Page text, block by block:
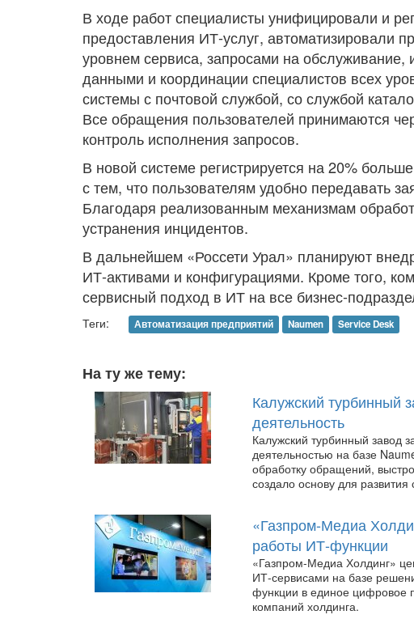
В ходе работ специалисты унифицировали и
предоставления ИТ-услуг, автоматизировали
уровнем сервиса, запросами на
данными и координации специалистов всех
системы с почтовой службой, со службой
Все обращения пользователей принимаются
контроль исполнения запросов.
В новой системе регистрируется на 20%
с тем, что пользователям удобно передавать
Благодаря реализованным механизмам
устранения инцидентов.
В дальнейшем «Россети Урал» планируют
ИТ-активами и конфигурациями. Кроме того,
сервисный подход в ИТ на все бизнес-
Теги: Автоматизация предприятий Naumen Service Desk
На ту же тему:
Калужский турбинный
деятельность
Калужский турбинный завод
деятельностью на базе
обработку обращений,
создало основу для
«Газпром-Медиа
работы ИТ-функции
«Газпром-Медиа Холдинг»
ИТ-сервисами на базе
функции в единое цифровое
компаний холдинга.